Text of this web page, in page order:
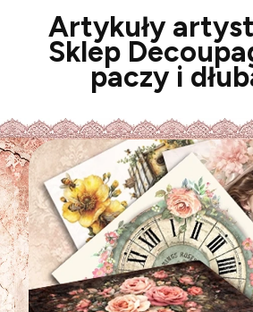
Artykuły
Sklep
paczy i